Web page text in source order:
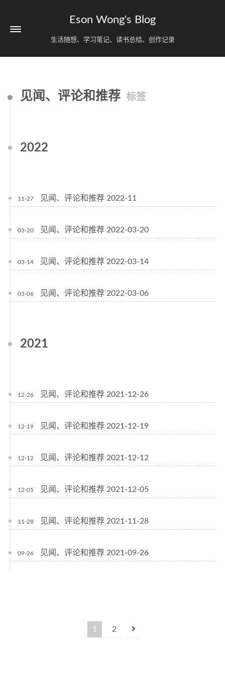
Eson Wong's Blog
生活随想、学习笔记、读书总结、创作记录
见闻、评论和推荐 标签
2022
11-27 见闻、评论和推荐 2022-11
03-20 见闻、评论和推荐 2022-03-20
03-14 见闻、评论和推荐 2022-03-14
03-06 见闻、评论和推荐 2022-03-06
2021
12-26 见闻、评论和推荐 2021-12-26
12-19 见闻、评论和推荐 2021-12-19
12-12 见闻、评论和推荐 2021-12-12
12-05 见闻、评论和推荐 2021-12-05
11-28 见闻、评论和推荐 2021-11-28
09-26 见闻、评论和推荐 2021-09-26
1 2